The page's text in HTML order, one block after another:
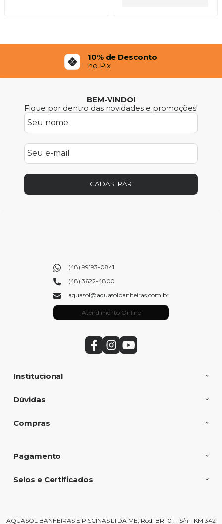
10% de Desconto
no Pix
BEM-VINDO!
Fique por dentro das novidades e promoções!
CADASTRAR
Institucional
Dúvidas
Compras
(48) 99193-0841
(48) 3622-4800
aquasol@aquasolbanheiras.com.br
Atendimento Online
Pagamento
Selos e Certificados
AQUASOL BANHEIRAS E PISCINAS LTDA ME, Rod. BR 101 - S/n - KM 342